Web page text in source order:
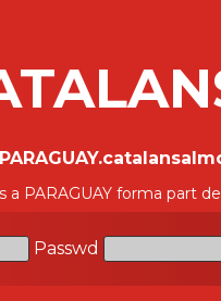
a PARAGUAY forma part
Passwd